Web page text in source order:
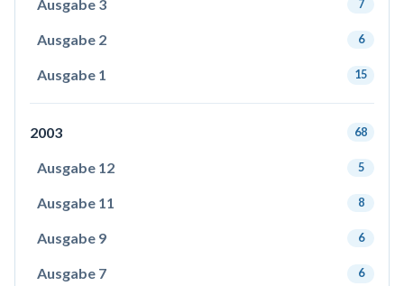
Ausgabe 3 7
Ausgabe 2 6
Ausgabe 1 15
2003 68
Ausgabe 12 5
Ausgabe 11 8
Ausgabe 9 6
Ausgabe 7 6